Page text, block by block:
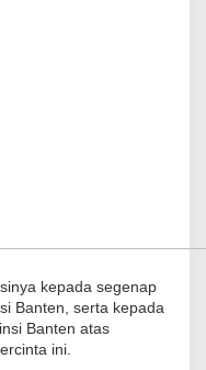
kepada segenap
Banten, serta kepada
Banten atas
ini.